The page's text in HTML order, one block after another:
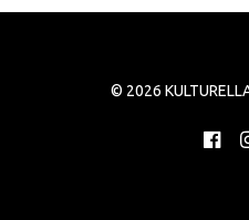
© 2026